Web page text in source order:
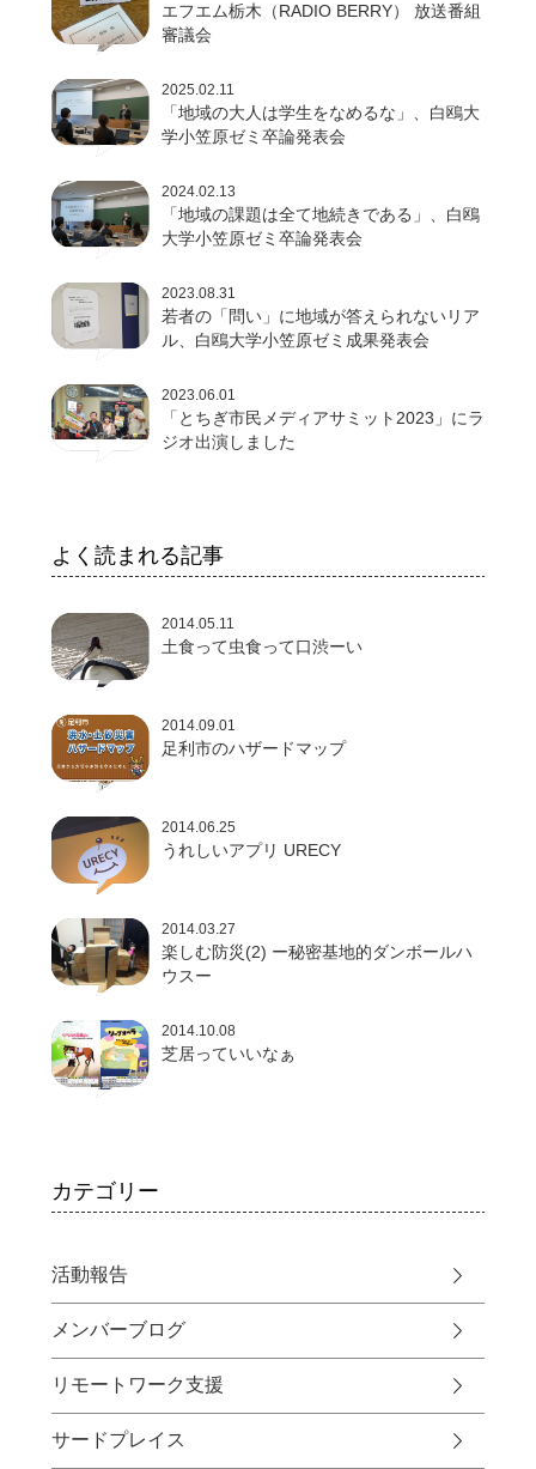
エフエム栃木（RADIO BERRY） 放送番組
審議会
2025.02.11
「地域の大人は学生をなめるな」、白鴎大
学小笠原ゼミ卒論発表会
2024.02.13
「地域の課題は全て地続きである」、白鴎
大学小笠原ゼミ卒論発表会
2023.08.31
若者の「問い」に地域が答えられないリア
ル、白鴎大学小笠原ゼミ成果発表会
2023.06.01
「とちぎ市民メディアサミット2023」にラ
ジオ出演しました
よく読まれる記事
2014.05.11
土食って虫食って口渋ーい
2014.09.01
足利市のハザードマップ
2014.06.25
うれしいアプリ URECY
2014.03.27
楽しむ防災(2) ー秘密基地的ダンボールハ
ウスー
2014.10.08
芝居っていいなぁ
カテゴリー
活動報告
メンバーブログ
リモートワーク支援
サードプレイス